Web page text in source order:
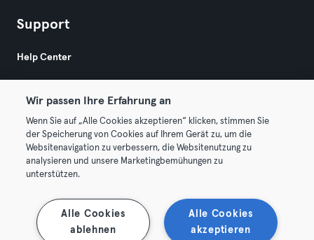
Support
Help Center
© 2026 Urban Sports Group GmbH. All rights reserved.
AGB Datenschutz
Vertrag hier kündigen Hier Verträge widerrufen
Wir passen Ihre Erfahrung an
Wenn Sie auf „Alle Cookies akzeptieren“ klicken, stimmen Sie
der Speicherung von Cookies auf Ihrem Gerät zu, um die
Websitenavigation zu verbessern, die Websitenutzung zu
analysieren und unsere Marketingbemühungen zu
unterstützen.
Alle Cookies
akzeptieren
Alle Cookies
ablehnen